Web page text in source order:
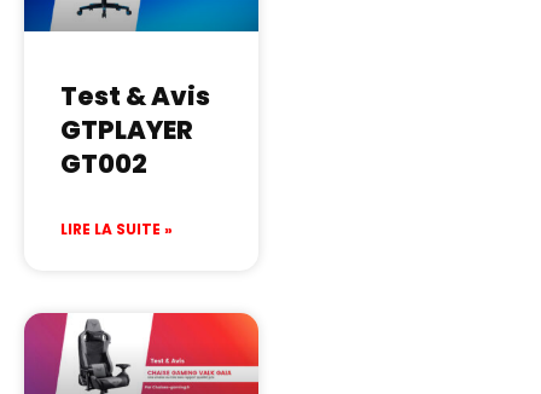
Test & Avis
GTPLAYER
GT002
LIRE LA SUITE »